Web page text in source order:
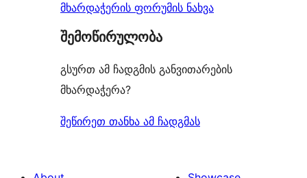
მხარდაჭერის ფორუმის ნახვა
შემოწირულობა
გსურთ ამ ჩადგმის განვითარების
მხარდაჭერა?
შეწირეთ თანხა ამ ჩადგმას